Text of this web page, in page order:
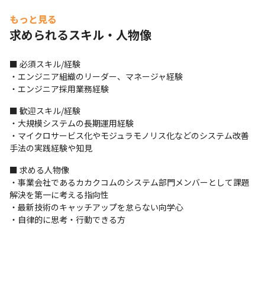
1.システムをKubernetesなどモダンなインフラ基盤に刷新して変
更安全性と変更容易性を高める
り返し、疎結合・高凝集なモノリスに作り変える
3.組織構造やビジネスファンクション・ドメインモデル・ユースケ
ース等より、マイクロサービスの境界を考察し、定義し、分割す
【チーム体制】
この計画を遂行するための3ユニット体制を考えており、これらの
ユニットを統括・リードされることを期待しています。
・システム改善支援基盤ユニット
・マイクロサービス基盤ユニット
■ミッション
2005年にスタートした口コミとランキングで探せるレストラン検
もっと見る
求められるスキル・人物像
■ 必須スキル/経験
・エンジニア組織のリーダー、マネージャ経験
・エンジニア採用業務経験
■ 歓迎スキル/経験
・大規模システムの長期運用経験
・マイクロサービス化やモジュラモノリス化などのシステム改善
手法の実践経験や知見
■ 求める人物像
・事業会社であるカカクコムのシステム部門メンバーとして課題
解決を第一に考える指向性
・最新技術のキャッチアップを怠らない向学心
・自律的に思考・行動できる方